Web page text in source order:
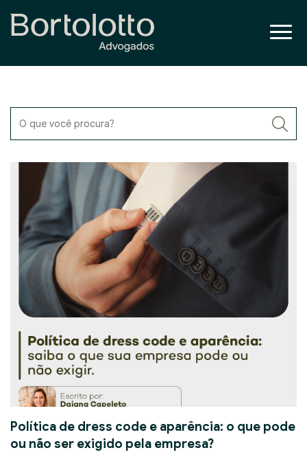
Política de dress code e aparência: o que pode
ou não ser exigido pela empresa?